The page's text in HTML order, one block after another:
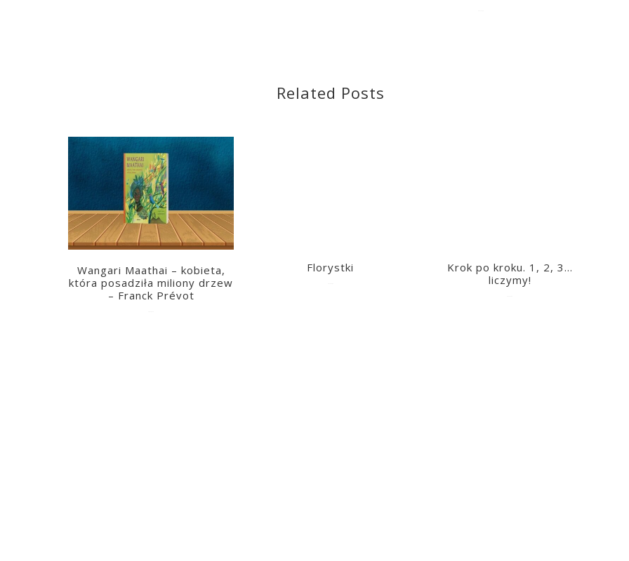
Related Posts
Wangari Maathai – kobieta,
która posadziła miliony drzew
– Franck Prévot
Florystki
Krok po kroku. 1, 2, 3…
liczymy!